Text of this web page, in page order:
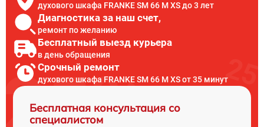
духового шкафа FRANKE SM 66 M XS до 3 лет
Диагностика за наш счет,
ремонт по желанию
Бесплатный выезд курьера
в день обращения
Срочный ремонт
духового шкафа FRANKE SM 66 M XS от 35 минут
Бесплатная консультация со
специалистом